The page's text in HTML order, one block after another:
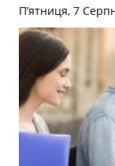
П’ятниця, 7